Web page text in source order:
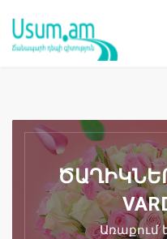
Առաքում